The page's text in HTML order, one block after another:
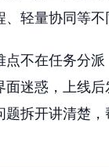
轻量协同等不
点不在任务分
面迷惑，上线
题拆开讲清楚